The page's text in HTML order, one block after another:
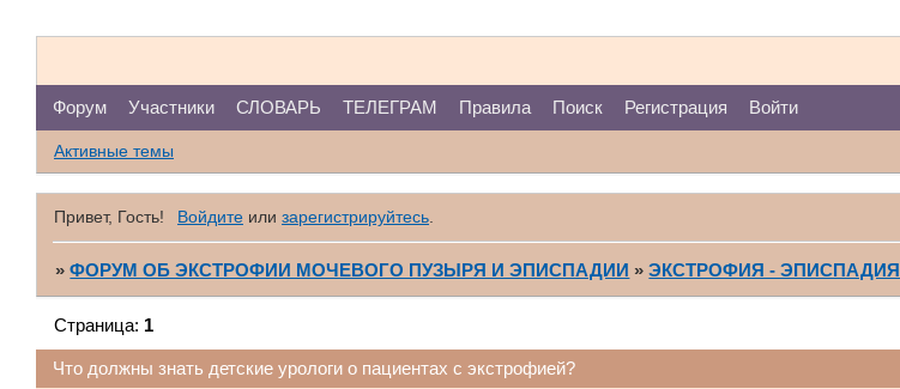
Форум Участники СЛОВАРЬ ТЕЛЕГРАМ Правила Поиск Регистрация Войти
Активные темы
Привет, Гость! Войдите или зарегистрируйтесь.
»ФОРУМ ОБ ЭКСТРОФИИ МОЧЕВОГО ПУЗЫРЯ И ЭПИСПАДИИ »ЭКСТРОФИЯ - ЭПИСПАДИЯ
Что должны знать детские урологи о пациентах с экстрофией?
Страница: 1